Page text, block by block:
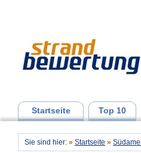
Startseite Top 10
Sie sind hier: » Startseite »